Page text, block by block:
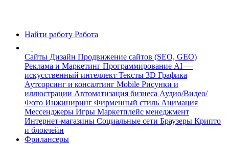
Найти работу Работа
Сайты Дизайн Продвижение сайтов (SEO, GEO)
Реклама и Маркетинг Программирование AI —
искусственный интеллект Тексты 3D Графика
Аутсорсинг и консалтинг Mobile Рисунки и
иллюстрации Автоматизация бизнеса Аудио/Видео/
Фото Инжиниринг Фирменный стиль Анимация
Мессенджеры Игры Маркетплейс менеджмент
Интернет-магазины Социальные сети Браузеры Крипто
и блокчейн
Фрилансеры